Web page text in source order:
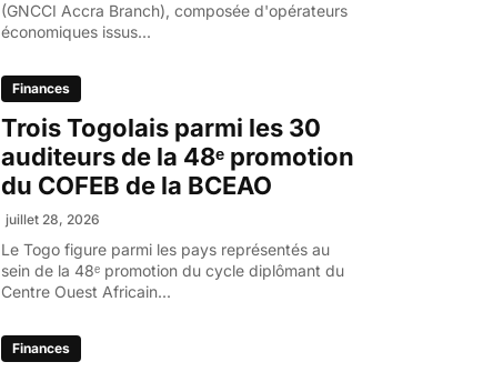
(GNCCI Accra Branch), composée d'opérateurs
économiques issus...
Finances
Trois Togolais parmi les 30
auditeurs de la 48ᵉ promotion
du COFEB de la BCEAO
juillet 28, 2026
Le Togo figure parmi les pays représentés au
sein de la 48ᵉ promotion du cycle diplômant du
Centre Ouest Africain...
Finances